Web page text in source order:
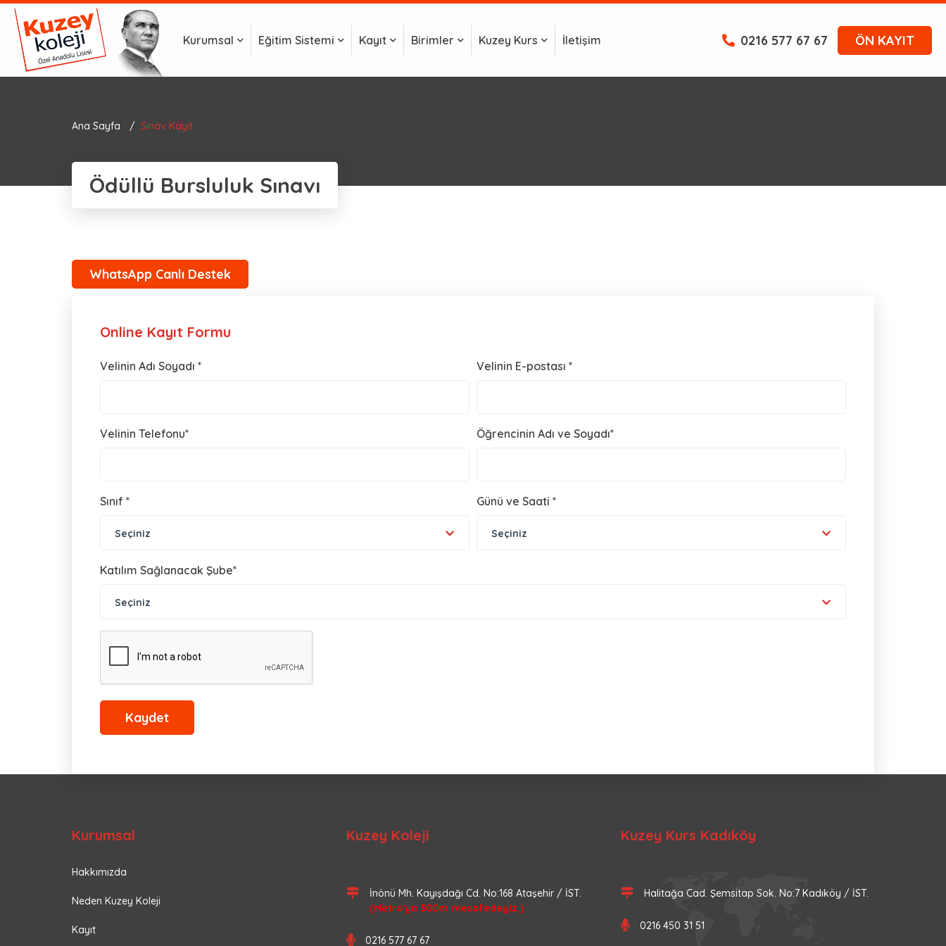
Kurumsal Eğitim Sistemi Kayıt Birimler Kuzey Kurs İletişim 0216 577 67 67 ÖN KAYIT
Ana Sayfa Sınav Kayıt
Ödüllü Bursluluk Sınavı
WhatsApp Canlı Destek
Online Kayıt Formu
Velinin Adı Soyadı * Velinin E-postası *
Velinin Telefonu* Öğrencinin Adı ve Soyadı*
Sınıf *
Seçiniz
Günü ve Saati *
Seçiniz
Katılım Sağlanacak Şube*
Seçiniz
Kaydet
Kurumsal
Hakkımızda
Neden Kuzey Koleji
Kayıt
Kuzey Koleji
İnönü Mh. Kayışdağı Cd. No:168 Ataşehir / İST.
(Metro'ya 300m mesafedeyiz.)
0216 577 67 67
Kuzey Kurs Kadıköy
Halitağa Cad. Şemsitap Sok. No:7 Kadıköy / İST.
0216 450 31 51